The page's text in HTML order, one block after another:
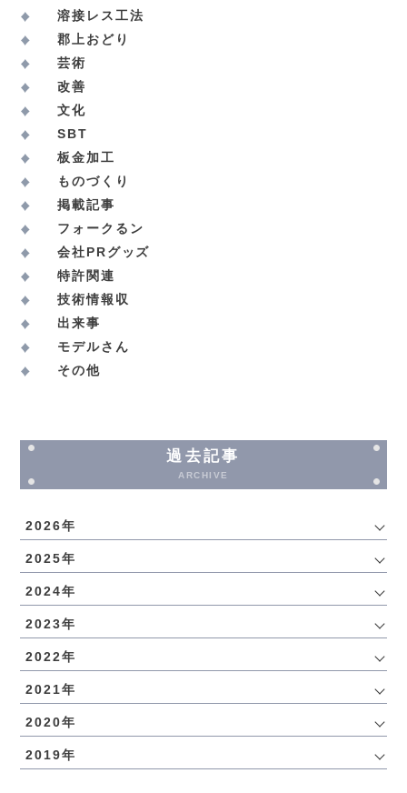
溶接レス工法
郡上おどり
芸術
改善
文化
SBT
板金加工
ものづくり
掲載記事
フォークるン
会社PRグッズ
特許関連
技術情報収
出来事
モデルさん
その他
過去記事
ARCHIVE
2026年
2025年
2024年
2023年
2022年
2021年
2020年
2019年